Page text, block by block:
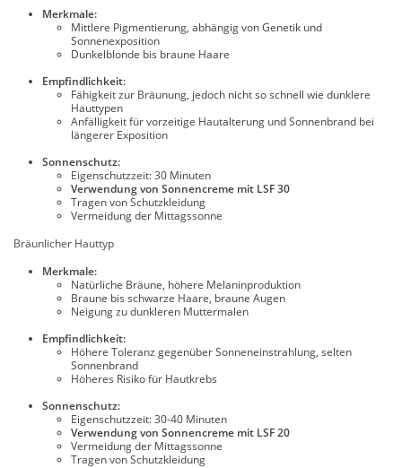
Merkmale:
Mittlere Pigmentierung, abhängig von Genetik und
Sonnenexposition
Dunkelblonde bis braune Haare
Empfindlichkeit:
Fähigkeit zur Bräunung, jedoch nicht so schnell wie dunklere
Hauttypen
Anfälligkeit für vorzeitige Hautalterung und Sonnenbrand bei
längerer Exposition
Sonnenschutz:
Eigenschutzzeit: 30 Minuten
Verwendung von Sonnencreme mit LSF 30
Tragen von Schutzkleidung
Vermeidung der Mittagssonne
Bräunlicher Hauttyp
Merkmale:
Natürliche Bräune, höhere Melaninproduktion
Braune bis schwarze Haare, braune Augen
Neigung zu dunkleren Muttermalen
Empfindlichkeit:
Höhere Toleranz gegenüber Sonneneinstrahlung, selten
Sonnenbrand
Höheres Risiko für Hautkrebs
Sonnenschutz:
Eigenschutzzeit: 30-40 Minuten
Verwendung von Sonnencreme mit LSF 20
Vermeidung der Mittagssonne
Tragen von Schutzkleidung